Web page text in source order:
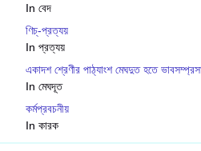
In বেদ
ণিচ্-প্রত্যয়
In প্রত্যয়
একাদশ শ্রেণীর পাঠ্যাংশ মেঘদুত হতে
In মেঘদূত
কর্মপ্রবচনীয়
In কারক